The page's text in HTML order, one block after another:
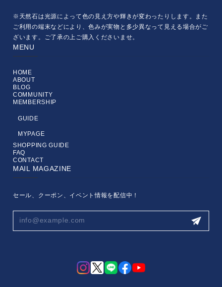
※天然石は光源によって色の見え方や輝きが変わったりします。また
ご利用の端末などにより、色みが実物と多少異なって見える場合がご
ざいます。ご了承の上ご購入くださいませ。
MENU
HOME
ABOUT
BLOG
COMMUNITY
MEMBERSHIP
GUIDE
MYPAGE
SHOPPING GUIDE
FAQ
CONTACT
MAIL MAGAZINE
セール、クーポン、イベント情報を配信中！